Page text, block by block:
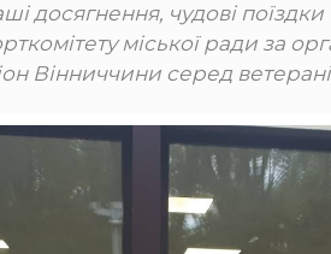
досягнення, чудові поїздки
міської ради за
Вінниччини серед